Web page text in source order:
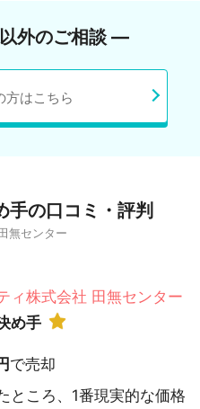
外のご相談 ―
方はこちら
手の口コミ・評判
無センター
ィ株式会社 田無センター
め手
で売却
ところ、1番現実的な価格